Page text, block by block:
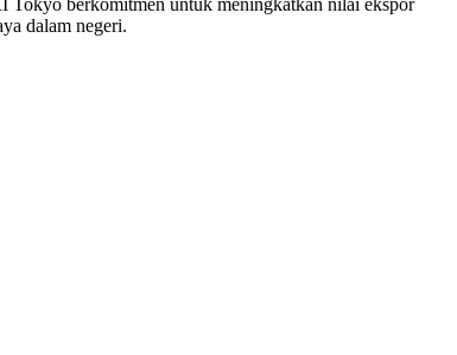
Tokyo berkomitmen untuk meningkatkan nilai ekspor
dalam negeri.